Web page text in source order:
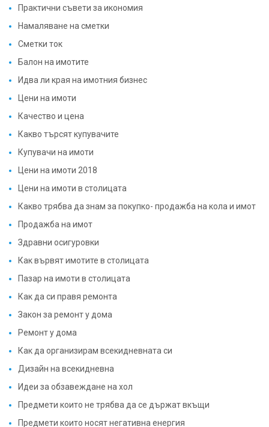
Практични съвети за икономия
Намаляване на сметки
Сметки ток
Балон на имотите
Идва ли края на имотния бизнес
Цени на имоти
Качество и цена
Какво търсят купувачите
Купувачи на имоти
Цени на имоти 2018
Цени на имоти в столицата
Какво трябва да знам за покупко- продажба на кола и имот
Продажба на имот
Здравни осигуровки
Как вървят имотите в столицата
Пазар на имоти в столицата
Как да си правя ремонта
Закон за ремонт у дома
Ремонт у дома
Как да организирам всекидневната си
Дизайн на всекидневна
Идеи за обзавеждане на хол
Предмети които не трябва да се държат вкъщи
Предмети които носят негативна енергия